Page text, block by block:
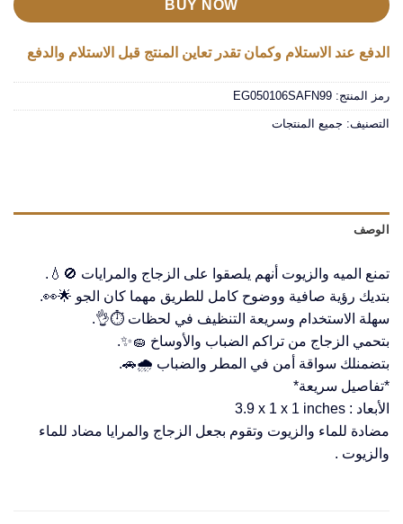
BUY NOW
الدفع عند الاستلام وكمان تقدر تعاين المنتج قبل الاستلام والدفع
رمز المنتج: EG050106SAFN99
التصنيف: جميع المنتجات
الوصف
تمنع الميه والزيوت أنهم يلصقوا على الزجاج والمرايات 🚫💧.
بتديك رؤية صافية ووضوح كامل للطريق مهما كان الجو 🌟👀.
سهلة الاستخدام وسريعة التنظيف في لحظات ⏱️👌.
بتحمي الزجاج من تراكم الضباب والأوساخ 🧽✨.
بتضمنلك سواقة أمن في المطر والضباب 🌧️🚗.
*تفاصيل سريعة*
الأبعاد : ‎3.9 x 1 x 1 inches
مضادة للماء والزيوت وتقوم بجعل الزجاج والمرايا مضاد للماء
والزيوت .